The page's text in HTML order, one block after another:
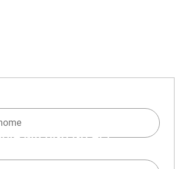
MIZUNO NO APP